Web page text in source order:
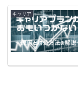
キャリア